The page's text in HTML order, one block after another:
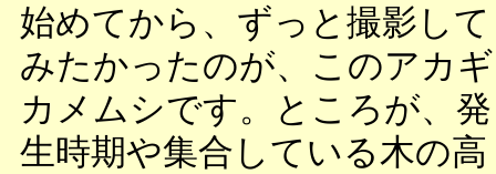
始めてから、ずっと撮影して
みたかったのが、このアカギ
カメムシです。ところが、発
生時期や集合している木の高